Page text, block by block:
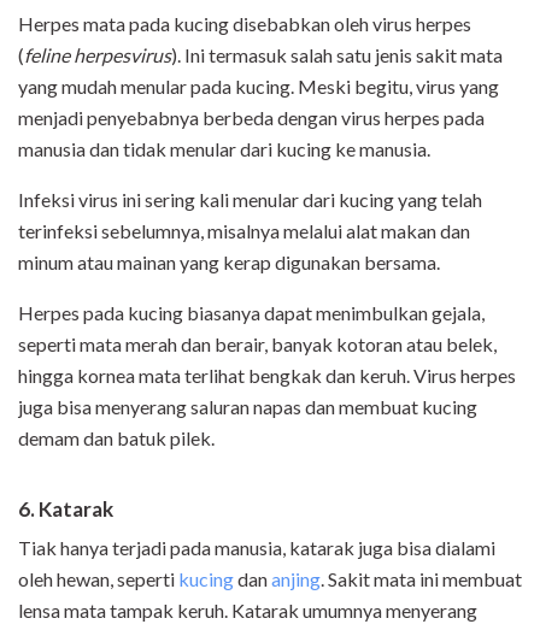
Herpes mata pada kucing disebabkan oleh virus herpes
(feline herpesvirus). Ini termasuk salah satu jenis sakit mata
yang mudah menular pada kucing. Meski begitu, virus yang
menjadi penyebabnya berbeda dengan virus herpes pada
manusia dan tidak menular dari kucing ke manusia.
Infeksi virus ini sering kali menular dari kucing yang telah
terinfeksi sebelumnya, misalnya melalui alat makan dan
minum atau mainan yang kerap digunakan bersama.
Herpes pada kucing biasanya dapat menimbulkan gejala,
seperti mata merah dan berair, banyak kotoran atau belek,
hingga kornea mata terlihat bengkak dan keruh. Virus herpes
juga bisa menyerang saluran napas dan membuat kucing
demam dan batuk pilek.
6. Katarak
Tiak hanya terjadi pada manusia, katarak juga bisa dialami
oleh hewan, seperti kucingdananjing. Sakit mata ini membuat
lensa mata tampak keruh. Katarak umumnya menyerang